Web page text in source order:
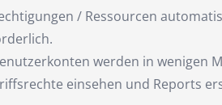
/ Ressourcen
werden in wenigen
einsehen und Reports